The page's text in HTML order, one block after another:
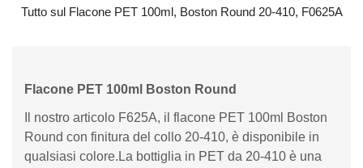
Tutto sul Flacone PET 100ml, Boston Round 20-410, F0625A
Flacone PET 100ml Boston Round
Il nostro articolo F625A, il flacone PET 100ml Boston
Round con finitura del collo 20-410, è disponibile in
qualsiasi colore.La bottiglia in PET da 20-410 è una